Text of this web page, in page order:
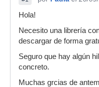
Hola!
Necesito una librería
descargar de forma
Seguro que hay algún
concreto.
Muchas grcias de